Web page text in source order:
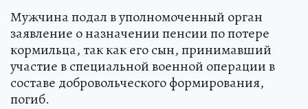
Мужчина подал в уполномоченный орган
заявление о назначении пенсии по потере
кормильца, так как его сын, принимавший
участие в специальной военной операции в
составе добровольческого формирования,
погиб.